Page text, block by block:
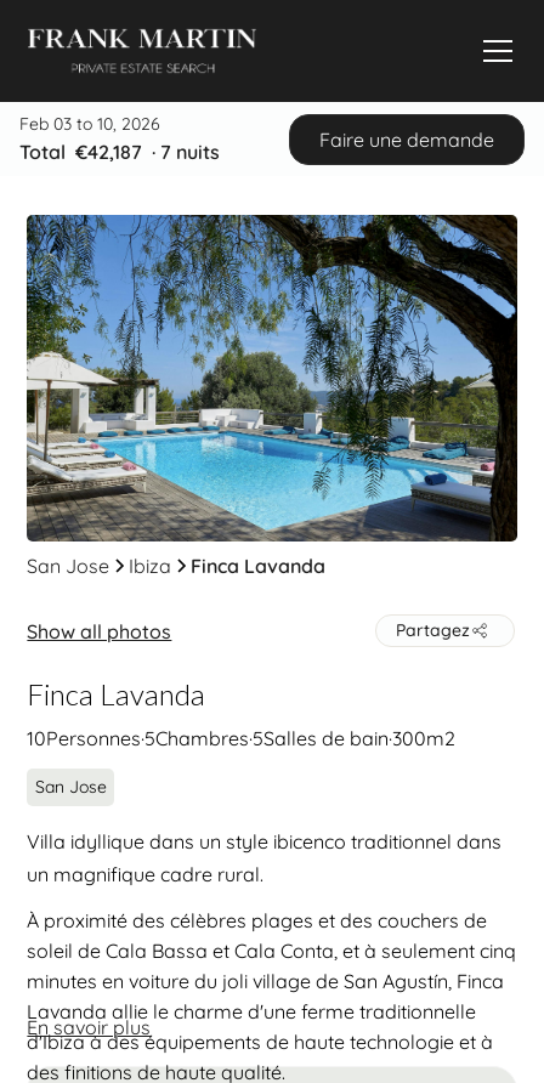
Feb 03 to 10, 2026
Total €42,187 · 7 nuits
Faire une demande
San Jose Ibiza Finca Lavanda
Show all photos
Finca Lavanda
10Personnes·5Chambres·5Salles de bain·300m2
San Jose
Partagez
Villa idyllique dans un style ibicenco traditionnel dans
un magnifique cadre rural.
À proximité des célèbres plages et des couchers de
soleil de Cala Bassa et Cala Conta, et à seulement cinq
minutes en voiture du joli village de San Agustín, Finca
Lavanda allie le charme d'une ferme traditionnelle
d'Ibiza à des équipements de haute technologie et à
des finitions de haute qualité.
En savoir plus